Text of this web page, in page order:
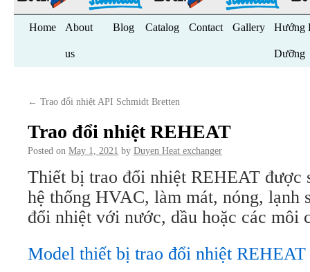
Skip
Home About
us
Blog Catalog Contact Gallery Hướng
Dưỡng
← Trao đổi nhiệt API Schmidt Bretten
Trao đổi nhiệt REHEAT
Posted on May 1, 2021 by Duyen Heat exchanger
Thiết bị trao đổi nhiệt REHEAT được
hệ thống HVAC, làm mát, nóng, lạnh
đổi nhiệt với nước, dầu hoặc các môi
Model thiết bị trao đổi nhiệt REHEAT